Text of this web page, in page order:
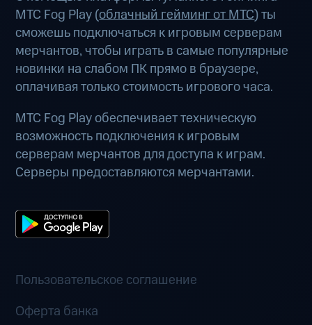
МТС Fog Play (облачный гейминг от МТС) ты
сможешь подключаться к игровым серверам
мерчантов, чтобы играть в самые популярные
новинки на слабом ПК прямо в браузере,
оплачивая только стоимость игрового часа.
МТС Fog Play обеспечивает техническую
возможность подключения к игровым
серверам мерчантов для доступа к играм.
Серверы предоставляются мерчантами.
Пользовательское соглашение
Оферта банка